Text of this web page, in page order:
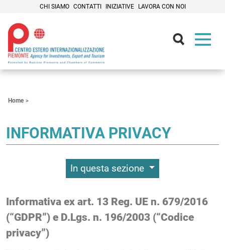
CHI SIAMO CONTATTI INIZIATIVE LAVORA CON NOI
Home
INFORMATIVA PRIVACY
In questa sezione
Informativa ex art. 13 Reg. UE n. 679/2016
(“GDPR”) e D.Lgs. n. 196/2003 (“Codice
privacy”)